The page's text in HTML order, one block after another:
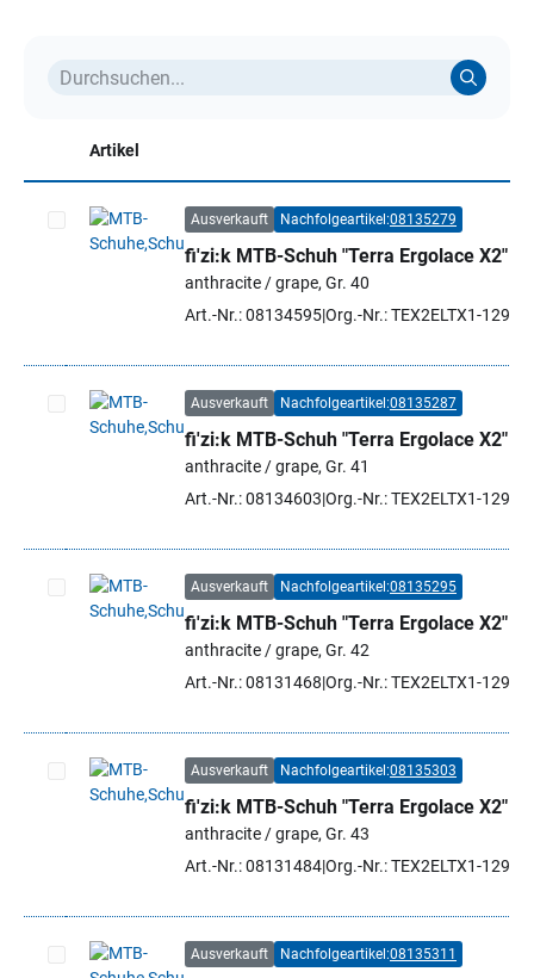
Artikel
Artikel auswählen
Ausverkauft Nachfolgeartikel:08135279
fi'zi:k MTB-Schuh "Terra Ergolace X2"
anthracite / grape, Gr. 40
Art.-Nr.: 08134595Org.-Nr.: TEX2ELTX1-1298
Artikel auswählen
Ausverkauft Nachfolgeartikel:08135287
fi'zi:k MTB-Schuh "Terra Ergolace X2"
anthracite / grape, Gr. 41
Art.-Nr.: 08134603 Org.-Nr.: TEX2ELTX1-1298
Artikel auswählen
Ausverkauft Nachfolgeartikel:08135295
fi'zi:k MTB-Schuh "Terra Ergolace X2"
anthracite / grape, Gr. 42
Art.-Nr.: 08131468 Org.-Nr.: TEX2ELTX1-1298
Artikel auswählen
Ausverkauft Nachfolgeartikel:08135303
fi'zi:k MTB-Schuh "Terra Ergolace X2"
anthracite / grape, Gr. 43
Art.-Nr.: 08131484Org.-Nr.: TEX2ELTX1-1298
Ausverkauft Nachfolgeartikel:08135311